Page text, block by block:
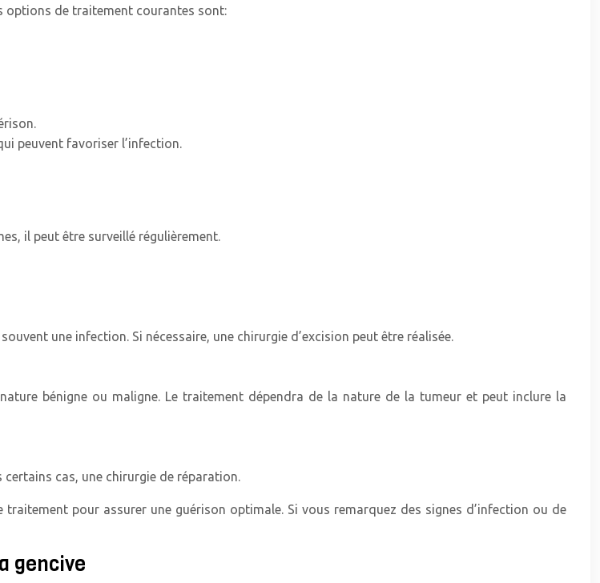
options de traitement courantes sont:
peuvent favoriser l’infection.
il peut être surveillé régulièrement.
une infection. Si nécessaire, une chirurgie d’excision peut être réalisée.
bénigne ou maligne. Le traitement dépendra de la nature de la tumeur et peut inclure la
cas, une chirurgie de réparation.
pour assurer une guérison optimale. Si vous remarquez des signes d’infection ou de
gencive